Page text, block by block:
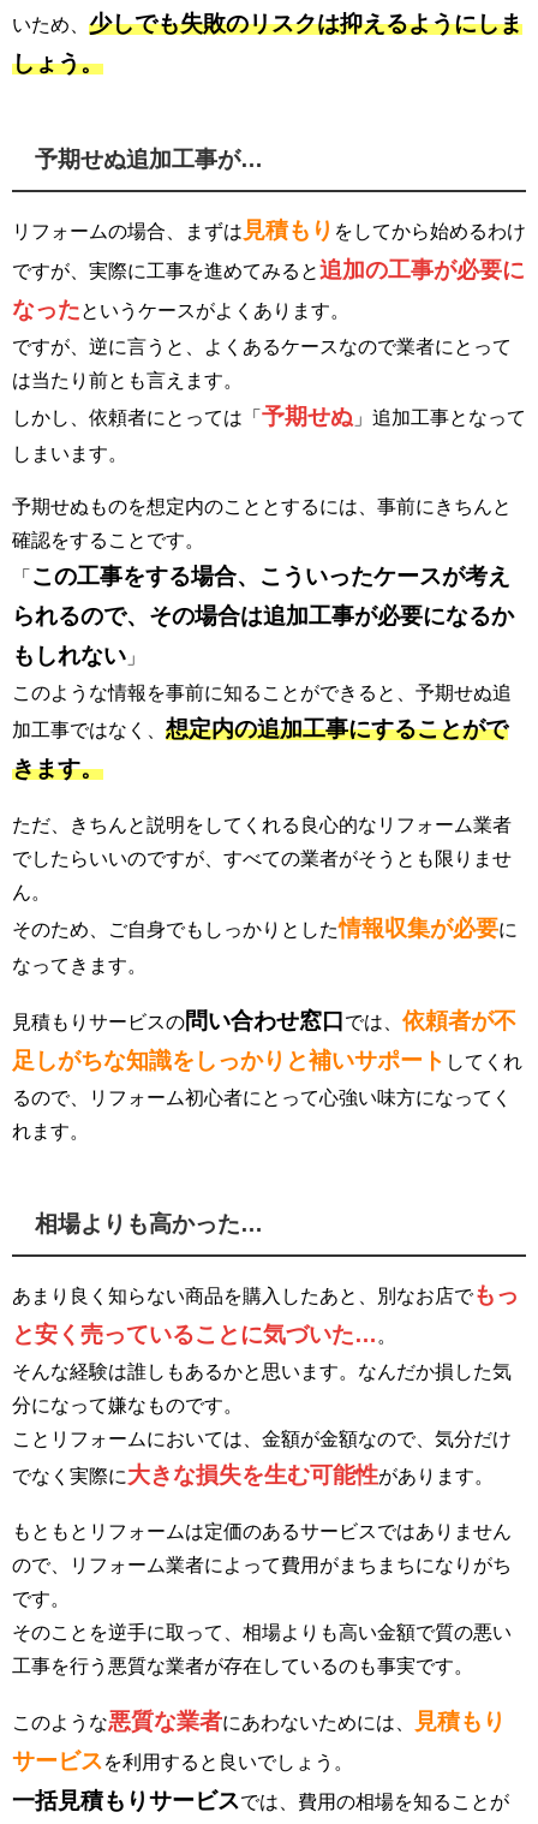
いため、 少しでも失敗のリスクは抑えるようにしま
しょう。
予期せぬ追加工事が…
リフォームの場合、まずは 見積もり をしてから始めるわけ
ですが、実際に工事を進めてみると追加の工事が必要に
なった というケースがよくあります。
ですが、逆に言うと、よくあるケースなので業者にとって
は当たり前とも言えます。
しかし、依頼者にとっては「 予期せぬ 」追加工事となって
しまいます。
予期せぬものを想定内のこととするには、事前にきちんと
確認をすることです。
「 この工事をする場合、こういったケースが考え
られるので、その場合は追加工事が必要になるか
もしれない 」
このような情報を事前に知ることができると、予期せぬ追
加工事ではなく、 想定内の追加工事にすることがで
きます。
ただ、きちんと説明をしてくれる良心的なリフォーム業者
でしたらいいのですが、すべての業者がそうとも限りませ
ん。
そのため、ご自身でもしっかりとした情報収集が必要に
なってきます。
見積もりサービスの問い合わせ窓口 では、 依頼者が不
足しがちな知識をしっかりと補いサポート してくれ
るので、リフォーム初心者にとって心強い味方になってく
れます。
相場よりも高かった…
あまり良く知らない商品を購入したあと、別なお店でもっ
と安く売っていることに気づいた…
そんな経験は誰しもあるかと思います。なんだか損した気
分になって嫌なものです。
ことリフォームにおいては、金額が金額なので、気分だけ
でなく実際に大きな損失を生む可能性があります。
もともとリフォームは定価のあるサービスではありません
ので、リフォーム業者によって費用がまちまちになりがち
です。
そのことを逆手に取って、相場よりも高い金額で質の悪い
工事を行う悪質な業者が存在しているのも事実です。
このような悪質な業者にあわないためには、
見積もり
サービス を利用すると良いでしょう。
一括見積もりサービスでは、費用の相場を知ることが